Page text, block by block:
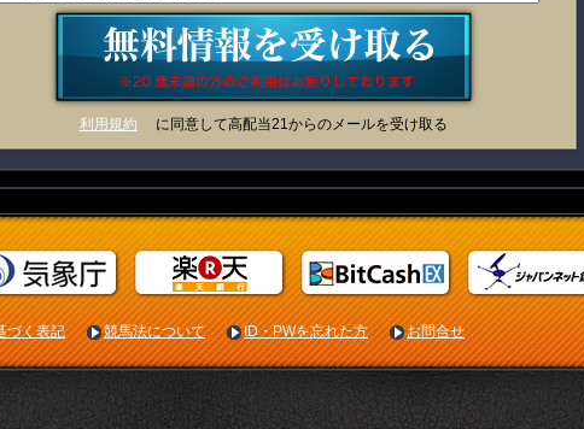
利用規約 に同意して高配当21からのメールを受け取る
づく表記 競馬法について ID・PWを忘れた方 お問合せ